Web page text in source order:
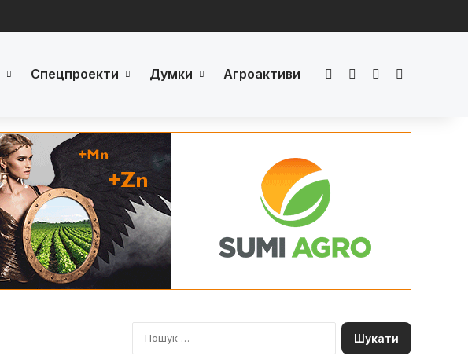
Спецпроекти Думки Агроактиви FacebookLinkedInYouTube
П
о